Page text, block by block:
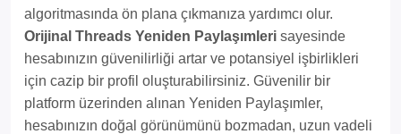
algoritmasında ön plana çıkmanıza yardımcı olur.
Orijinal Threads Yeniden Paylaşımleri sayesinde
hesabınızın güvenilirliği artar ve potansiyel işbirlikleri
için cazip bir profil oluşturabilirsiniz. Güvenilir bir
platform üzerinden alınan Yeniden Paylaşımler,
hesabınızın doğal görünümünü bozmadan, uzun vadeli